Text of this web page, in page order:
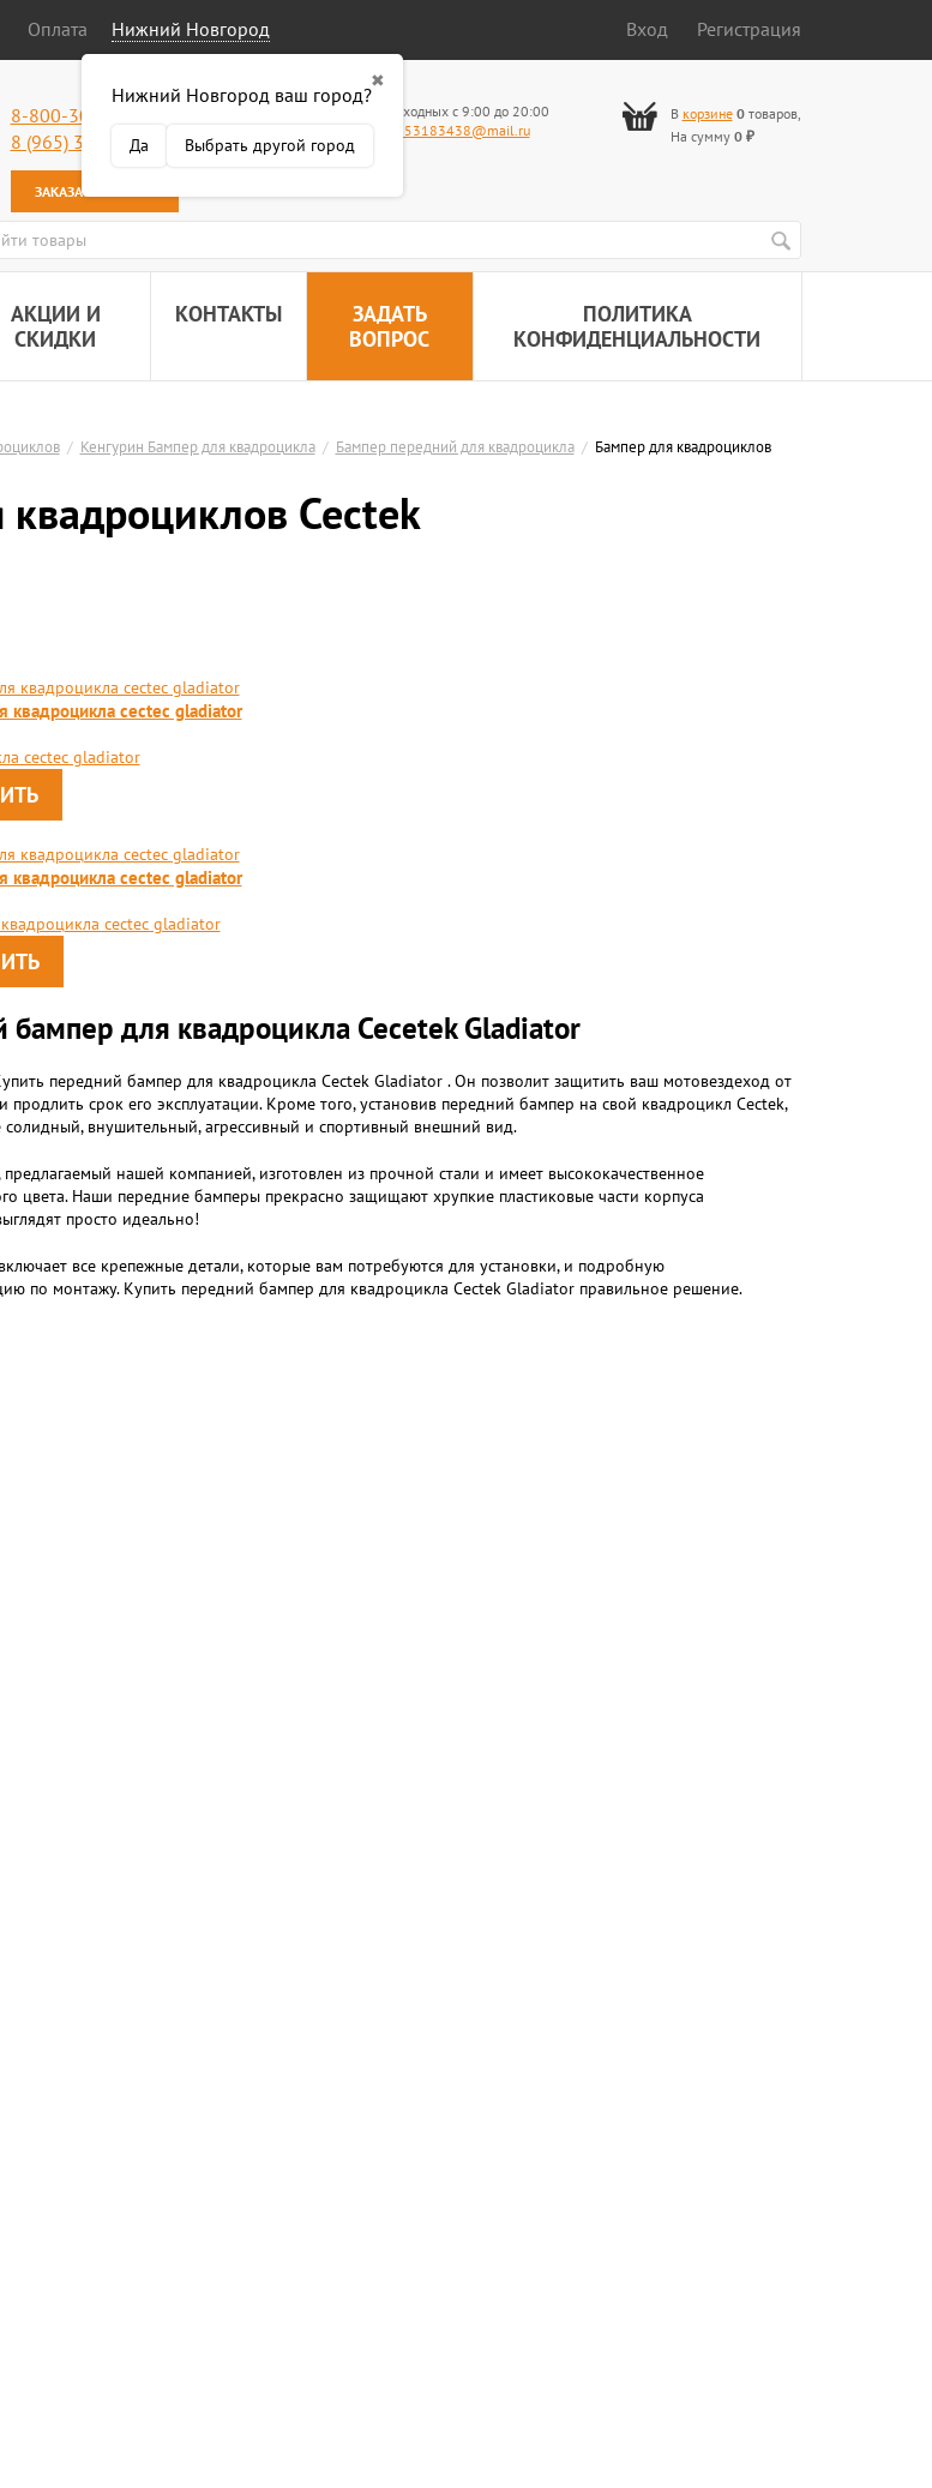
Оплата Нижний Новгород
✖
Нижний Новгород ваш город?
Да Выбрать другой город
Вход Регистрация
8-800-301-50-58
8 (965) 318-34-38
ЗАКАЗАТЬ ЗВОНОК
Работаем без выходных с 9:00 до 20:00
89653183438@mail.ru
В корзине 0товаров,
На сумму 0 ₽
АКЦИИ И
СКИДКИ
КОНТАКТЫ
ЗАДАТЬ
ВОПРОС
ПОЛИТИКА
КОНФИДЕНЦИАЛЬНОСТИ
/ Кенгурин Бампер для квадроцикла / Бампер передний для квадроцикла / Бампер для квадроциклов
Cectek
квадроцикла cectec gladiator
cectec gladiator
квадроцикла cectec gladiator
cectec gladiator
бампер для квадроцикла Cecetek Gladiator
передний бампер для квадроцикла Cectek Gladiator . Он позволит защитить ваш мотовездеход от
срок его эксплуатации. Кроме того, установив передний бампер на свой квадроцикл Cectek,
внушительный, агрессивный и спортивный внешний вид.
нашей компанией, изготовлен из прочной стали и имеет высококачественное
цвета. Наши передние бамперы прекрасно защищают хрупкие пластиковые части корпуса
просто идеально!
все крепежные детали, которые вам потребуются для установки, и подробную
по монтажу. Купить передний бампер для квадроцикла Cectek Gladiator правильное решение.